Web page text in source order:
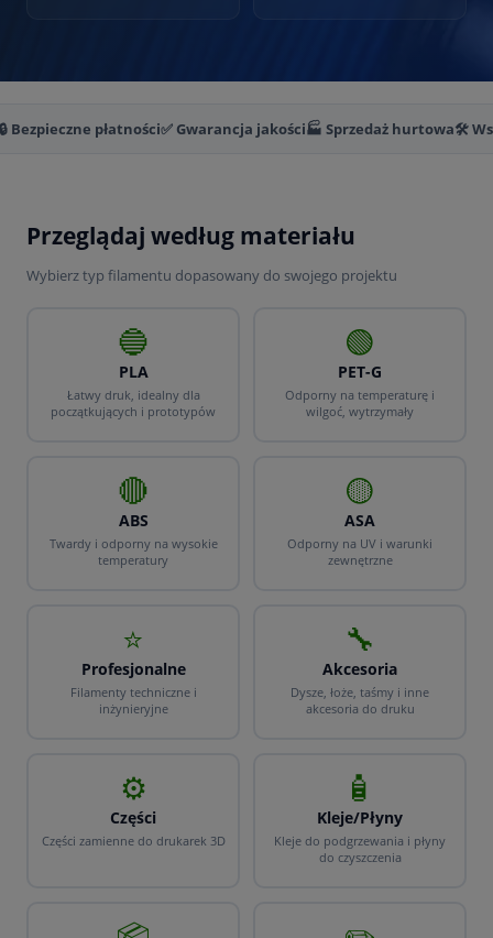
Bezpieczne płatności✅ Gwarancja jakości🏭 Sprzedaż hurtowa🛠️
Przeglądaj według materiału
Wybierz typ filamentu dopasowany do swojego projektu
🔵
PLA
Łatwy druk, idealny dla
początkujących i prototypów
🟢
PET-G
Odporny na temperaturę i
wilgoć, wytrzymały
🔴
ABS
Twardy i odporny na wysokie
temperatury
🟡
ASA
Odporny na UV i warunki
zewnętrzne
⭐
Profesjonalne
Filamenty techniczne i
inżynieryjne
🔧
Akcesoria
Dysze, łoże, taśmy i inne
akcesoria do druku
⚙️
Części
Części zamienne do drukarek 3D
🧴
Kleje/Płyny
Kleje do podgrzewania i płyny
do czyszczenia